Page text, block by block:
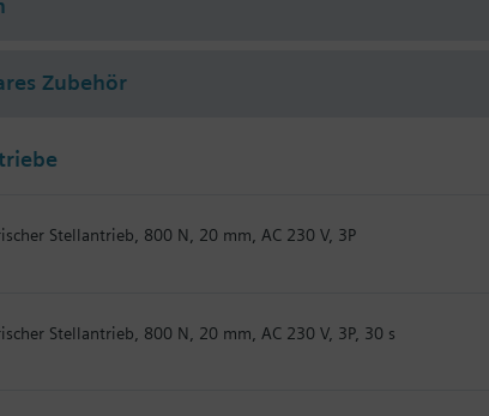
Zubehör
Stellantrieb, 800 N, 20 mm, AC 230 V, 3P
Stellantrieb, 800 N, 20 mm, AC 230 V, 3P, 30 s